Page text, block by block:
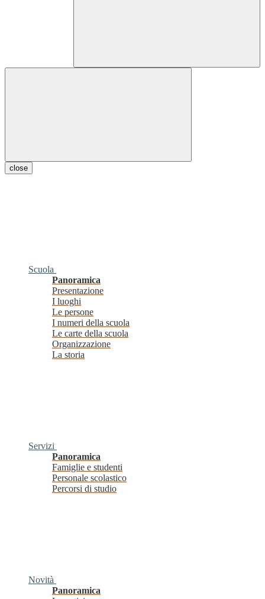
close
Scuola
Panoramica
Presentazione
I luoghi
Le persone
I numeri della scuola
Le carte della scuola
Organizzazione
La storia
Servizi
Panoramica
Famiglie e studenti
Personale scolastico
Percorsi di studio
Novità
Panoramica